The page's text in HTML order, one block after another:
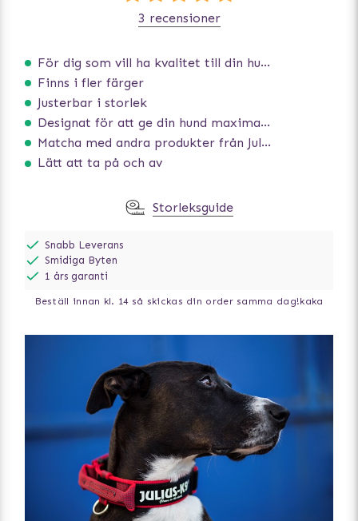
För dig som vill ha kvalitet till din hund!
Finns i fler färger
Justerbar i storlek
Designat för att ge din hund maximal komfort
Matcha med andra produkter från Julius-K9
Lätt att ta på och av
3 recensioner
Storleksguide
Snabb Leverans
Smidiga Byten
1 års garanti
Beställ innan kl. 14 så skickas din order samma dag!kaka